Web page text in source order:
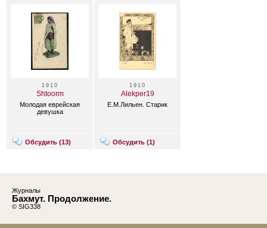
1910
Shtoorm
Молодая еврейская
девушка
Обсудить (13)
1910
Alekper19
Е.М.Лильен. Старик
Обсудить (1)
Журналы
Бахмут. Продолжение.
© SIG338